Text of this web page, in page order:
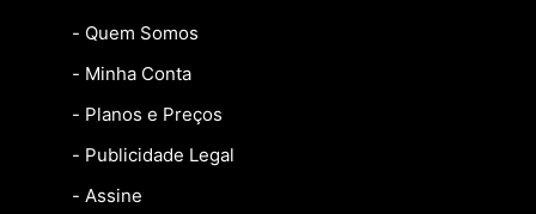
- Quem Somos
- Minha Conta
- Planos e Preços
- Publicidade Legal
- Assine